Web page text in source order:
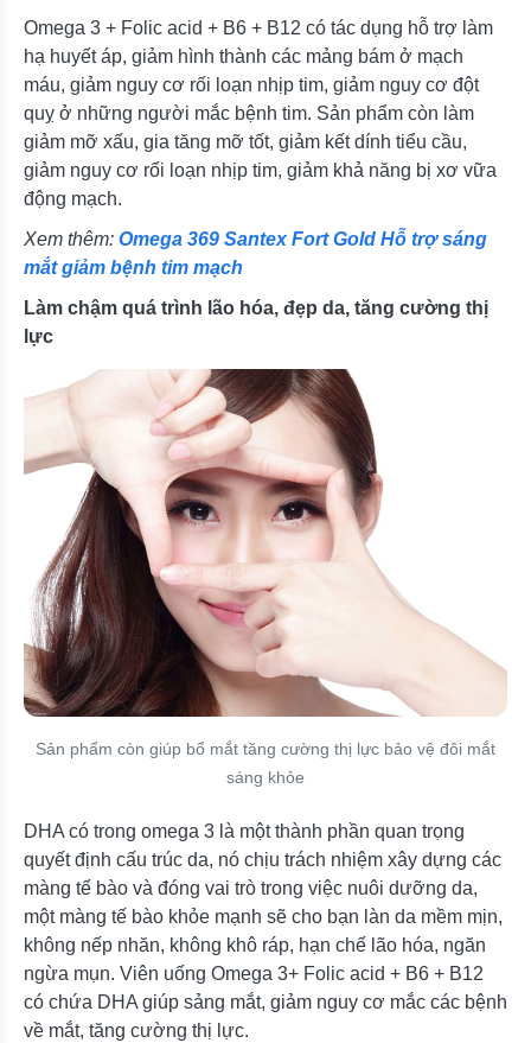
Omega 3 + Folic acid + B6 + B12 có tác dụng hỗ trợ làm
hạ huyết áp, giảm hình thành các mảng bám ở mạch
máu, giảm nguy cơ rối loạn nhịp tim, giảm nguy cơ đột
quỵ ở những người mắc bệnh tim. Sản phẩm còn làm
giảm mỡ xấu, gia tăng mỡ tốt, giảm kết dính tiểu cầu,
giảm nguy cơ rối loạn nhịp tim, giảm khả năng bị xơ vữa
động mạch.
Xem thêm: Omega 369 Santex Fort Gold Hỗ trợ sáng
mắt giảm bệnh tim mạch
Làm chậm quá trình lão hóa, đẹp da, tăng cường thị
lực
Sản phẩm còn giúp bổ mắt tăng cường thị lực bảo vệ đôi mắt
sáng khỏe
DHA có trong omega 3 là một thành phần quan trọng
quyết định cấu trúc da, nó chịu trách nhiệm xây dựng các
màng tế bào và đóng vai trò trong việc nuôi dưỡng da,
một màng tế bào khỏe mạnh sẽ cho bạn làn da mềm mịn,
không nếp nhăn, không khô ráp, hạn chế lão hóa, ngăn
ngừa mụn. Viên uống Omega 3+ Folic acid + B6 + B12
có chứa DHA giúp sảng mắt, giảm nguy cơ mắc các bệnh
về mắt, tăng cường thị lực.